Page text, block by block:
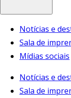
Notícias e
Sala de
Mídias sociais
Notícias e
Sala de